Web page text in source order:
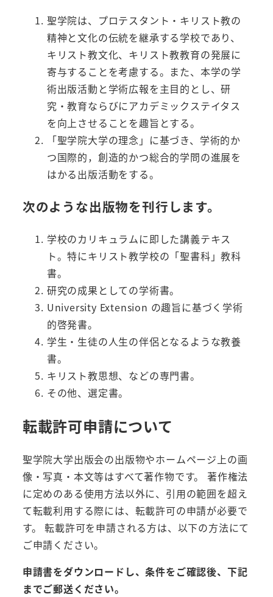
聖学院は、プロテスタント・キリスト教の
精神と文化の伝統を継承する学校であり、
キリスト教文化、キリスト教教育の発展に
寄与することを考慮する。また、本学の学
術出版活動と学術広報を主目的とし、研
究・教育ならびにアカデミックステイタス
を向上させることを趣旨とする。
「聖学院大学の理念」に基づき、学術的か
つ国際的，創造的かつ総合的学問の進展を
はかる出版活動をする。
次のような出版物を刊行します。
学校のカリキュラムに即した講義テキス
ト。特にキリスト教学校の「聖書科」教科
書。
研究の成果としての学術書。
University Extension の趣旨に基づく学術
的啓発書。
学生・生徒の人生の伴侶となるような教養
書。
キリスト教思想、などの専門書。
その他、選定書。
転載許可申請について
聖学院大学出版会の出版物やホームページ上の画
像・写真・本文等はすべて著作物です。 著作権法
に定めのある使用方法以外に、引用の範囲を超え
て転載利用する際には、転載許可の申請が必要で
す。 転載許可を申請される方は、以下の方法にて
ご申請ください。
申請書をダウンロードし、条件をご確認後、下記
までご郵送ください。